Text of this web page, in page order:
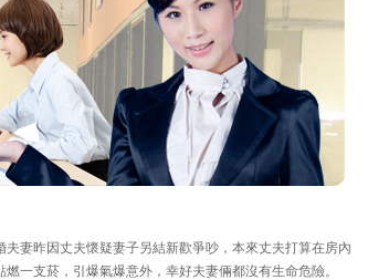
妻昨因丈夫懷疑妻子另結新歡爭吵，本來丈夫打算在房內
一支菸，引爆氣爆意外，幸好夫妻倆都沒有生命危險。